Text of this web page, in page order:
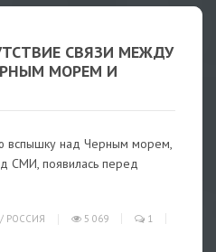
СВЯЗИ МЕЖДУ
МОРЕМ И
вспышку над Черным морем,
СМИ, появилась перед
/ РОССИЯ 5 069 1